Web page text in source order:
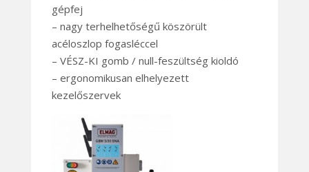
gépfej
– nagy terhelhetőségű köszörült
acéloszlop fogasléccel
– VÉSZ-KI gomb / null-feszültség kioldó
– ergonomikusan elhelyezett
kezelőszervek